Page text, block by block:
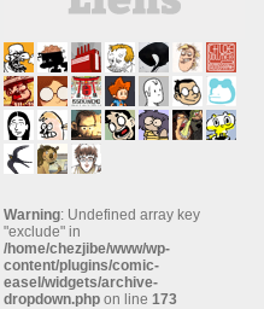
Warning: Undefined array key
"exclude" in
/home/chezjibe/www/wp-
content/plugins/comic-
easel/widgets/archive-
dropdown.php on line 173